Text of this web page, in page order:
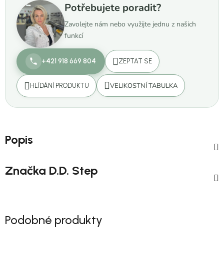
Potřebujete poradit?
Zavolejte nám nebo využijte jednu z našich
funkcí
+421 918 669 804 ZEPTAT SE
HLÍDÁNÍ PRODUKTU VELIKOSTNÍ TABULKA
Popis
Značka D.D. Step
Podobné produkty